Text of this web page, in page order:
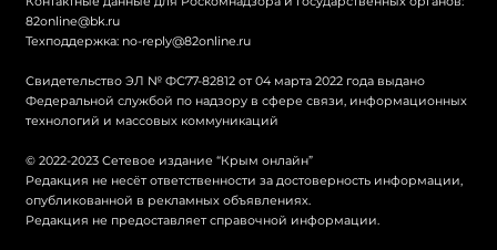
82online@bk.ru
Техподдержка: no-reply@82online.ru
Свидетельство ЭЛ № ФС77-82812 от 04 марта 2022 года выдано
Федеральной службой по надзору в сфере связи, информационных
технологий и массовых коммуникаций
© 2022-2023 Сетевое издание “Крым онлайн”
Редакция не несёт ответственности за достоверность информации,
опубликованной в рекламных объявлениях.
Редакция не предоставляет справочной информации.